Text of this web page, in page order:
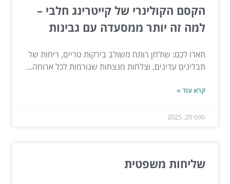
הקסם הקולינרי של קייטרינג חלבי –
למה זה יותר ממסעדה עם גבינות
תארו לכם: שולחן רותח משולב בירקות טריים, ריחות של
תבלינים עדינים, וצלחות מנצחות שגורמות לכל ארוחה...
קרא עוד »
ספט 29, 2025
שליחות משפטית